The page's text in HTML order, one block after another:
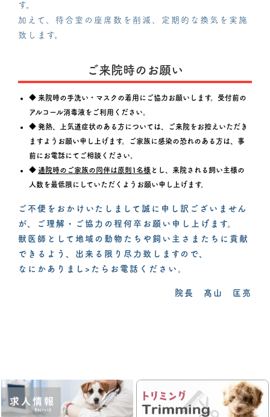
す。
加えて、待合室の座席数を削減、定期的な換気を実施
致します。
ご来院時のお願い
◆ 来院時の手洗い・マスクの着用にご協力お願いします。受付前の
アルコール消毒液をご利用ください。
◆ 発熱、上気道症状のある方については、ご来院をお控えいただき
ますようお願い申し上げます。ご家族に感染の恐れのある方は、事
前にお電話にてご相談ください。
◆ 通院時のご家族の同伴は原則1名様 とし、来院される飼い主様の
人数を最低限にしていただくようお願い申し上げます。
ご不便をおかけいたしまして誠に申し訳ございません
が、ご理解・ご協力の程何卒お願い申し上げます。
獣医師として地域の動物たちや飼い主さまたちに貢献
できるよう、出来る限り尽力致しますので、
なにかありまし>たらお電話ください。
院長 髙山 匡亮